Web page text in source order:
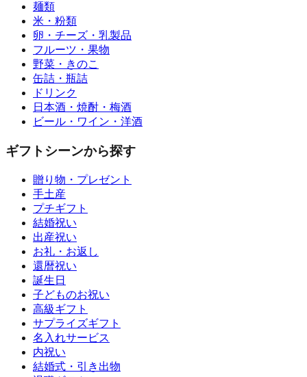
麺類
米・粉類
卵・チーズ・乳製品
フルーツ・果物
野菜・きのこ
缶詰・瓶詰
ドリンク
日本酒・焼酎・梅酒
ビール・ワイン・洋酒
ギフトシーンから探す
贈り物・プレゼント
手土産
プチギフト
結婚祝い
出産祝い
お礼・お返し
還暦祝い
誕生日
子どものお祝い
高級ギフト
サプライズギフト
名入れサービス
内祝い
結婚式・引き出物